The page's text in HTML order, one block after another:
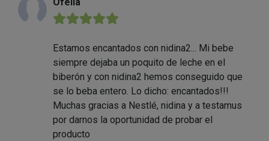
★★★★★
Estamos encantados con nidina2... Mi bebe
siempre dejaba un poquito de leche en el
biberón y con nidina2 hemos conseguido que
se lo beba entero. Lo dicho: encantados!!!
Muchas gracias a Nestlé, nidina y a testamus
por darnos la oportunidad de probar el
producto